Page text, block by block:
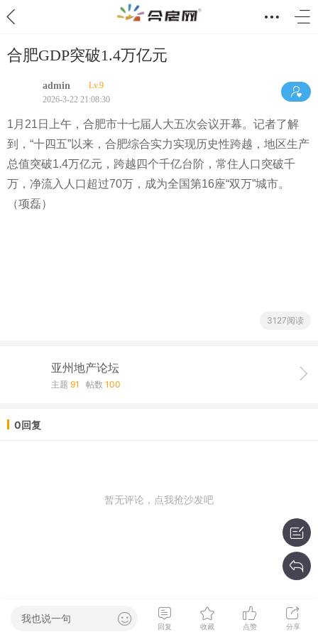
合肥GDP突破1.4万亿元
admin
Lv.9
2026-3-22 21:08:30
1月21日上午， 合肥市十七届人大五次会议开幕。记者了解
到，“十四五”以来，合肥综合实力实现历史性跨越，地区生产
总值突破1.4万亿元，跨越四个千亿台阶，常住人口突破千
万，净流入人口超过70万，成为全国第16座“双万”城市。
（项磊）
3127阅读
亚州地产论坛
主题 91 帖数 100
0回复
暂无评论，点我抢沙发吧
我也说一句
回复 收藏 点赞 分享